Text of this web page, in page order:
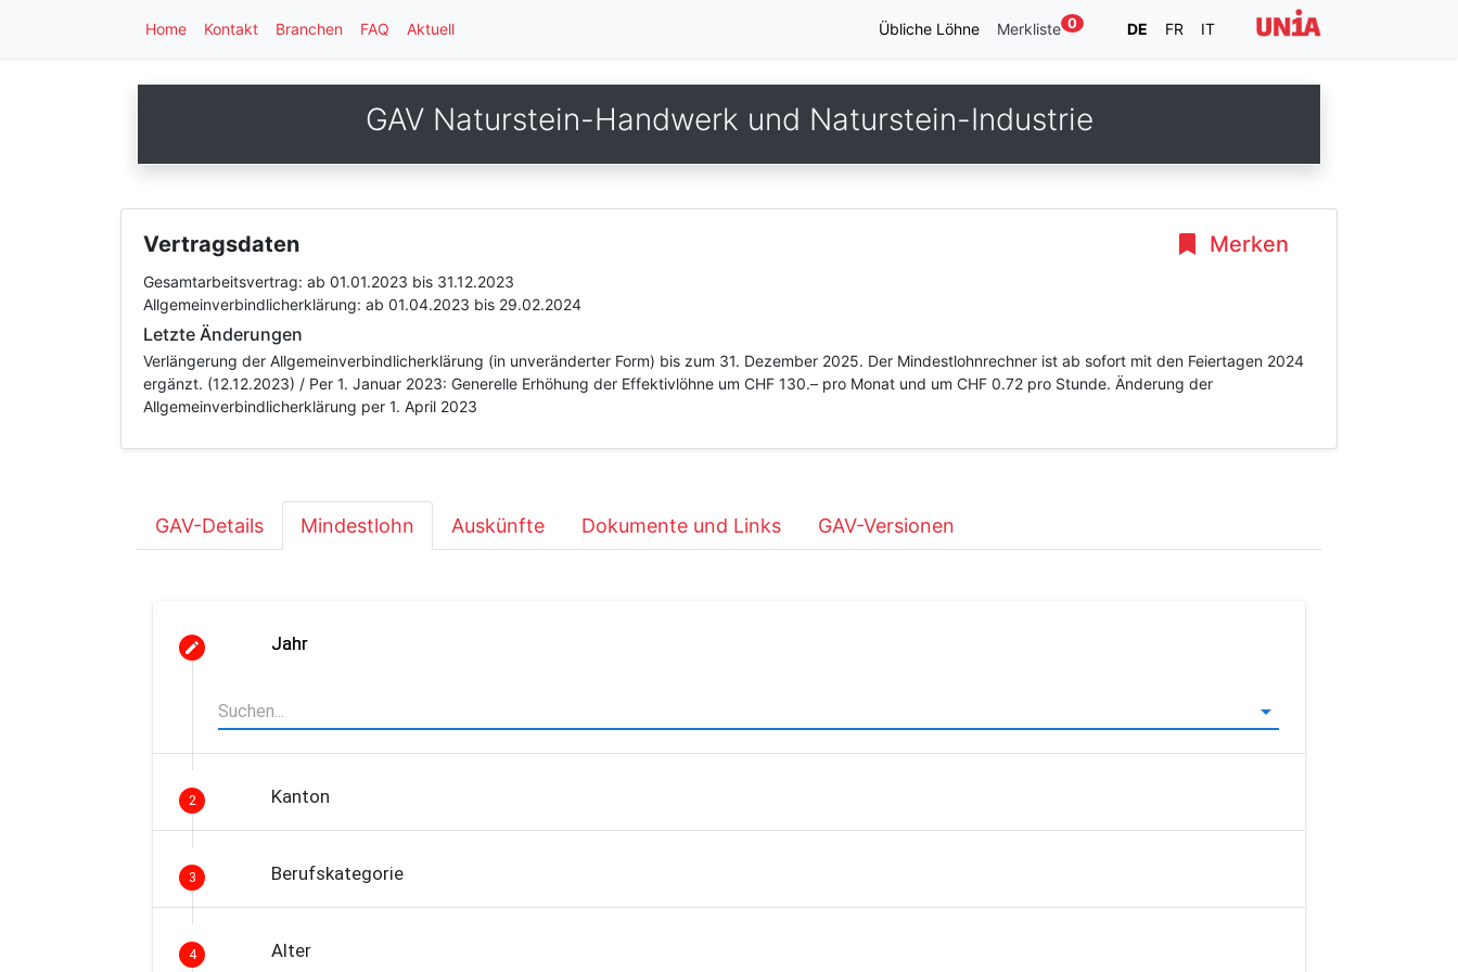
Home Kontakt Branchen FAQ Aktuell Übliche Löhne Merkliste 0 DE FR IT
GAV Naturstein-Handwerk und Naturstein-Industrie
Merken
Vertragsdaten
Gesamtarbeitsvertrag: ab 01.01.2023 bis 31.12.2023
Allgemeinverbindlicherklärung: ab 01.04.2023 bis 29.02.2024
Letzte Änderungen
Verlängerung der Allgemeinverbindlicherklärung (in unveränderter Form) bis zum 31. Dezember 2025. Der Mindestlohnrechner ist ab sofort mit den Feiertagen 2024
ergänzt. (12.12.2023) / Per 1. Januar 2023: Generelle Erhöhung der Effektivlöhne um CHF 130.– pro Monat und um CHF 0.72 pro Stunde. Änderung der
Allgemeinverbindlicherklärung per 1. April 2023
GAV-Details Mindestlohn Auskünfte Dokumente und Links GAV-Versionen
Jahr
2 Kanton
3 Berufskategorie
4 Alter